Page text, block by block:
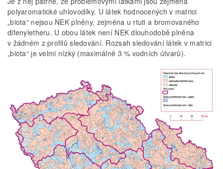
polyaromatické uhlovodíky. U látek hodnocených v matrici
„biota“ nejsou NEK plněny, zejména u rtuti a bromovaného
difenyletheru. U obou látek není NEK dlouhodobě plněna
v žádném z profilů sledování. Rozsah sledování látek v matrici
„biota“ je velmi nízký (maximálně 3 % vodních útvarů).